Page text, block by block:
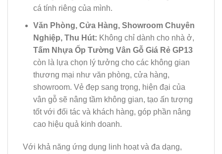
cá tính riêng của mình.
Văn Phòng, Cửa Hàng, Showroom Chuyên
Nghiệp, Thu Hút: Không chỉ dành cho nhà ở,
Tấm Nhựa Ốp Tường Vân Gỗ Giá Rẻ GP13
còn là lựa chọn lý tưởng cho các không gian
thương mại như văn phòng, cửa hàng,
showroom. Vẻ đẹp sang trọng, hiện đại của
vân gỗ sẽ nâng tầm không gian, tạo ấn tượng
tốt với đối tác và khách hàng, góp phần nâng
cao hiệu quả kinh doanh.
Với khả năng ứng dụng linh hoạt và đa dạng,